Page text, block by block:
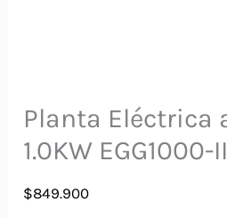
Planta Eléctrica
1.0KW EGG1000-
$849.900